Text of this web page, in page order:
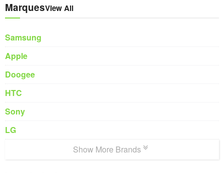
MarquesView All
Samsung
Apple
Doogee
HTC
Sony
LG
Show More Brands